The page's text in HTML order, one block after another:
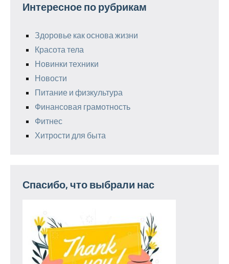
Интересное по рубрикам
Здоровье как основа жизни
Красота тела
Новинки техники
Новости
Питание и физкультура
Финансовая грамотность
Фитнес
Хитрости для быта
Спасибо, что выбрали нас